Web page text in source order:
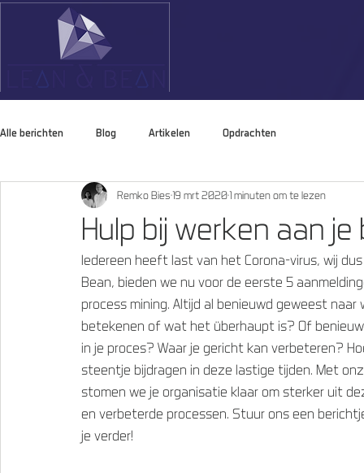
Alle berichten Blog Artikelen Opdrachten
Hulp bij werken aan je
Remko Bies19 mrt 20201 minuten om te lezen
Iedereen heeft last van het Corona-virus, wij
Bean, bieden we nu voor de eerste 5
process mining. Altijd al benieuwd geweest
betekenen of wat het überhaupt is? Of
in je proces? Waar je gericht kan verbeteren?
steentje bijdragen in deze lastige tijden. Met
stomen we je organisatie klaar om sterker uit
en verbeterde processen. Stuur ons een
je verder!